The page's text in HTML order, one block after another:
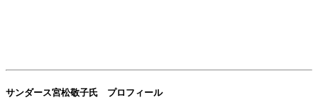
サンダース宮松敬子氏 プロフィール